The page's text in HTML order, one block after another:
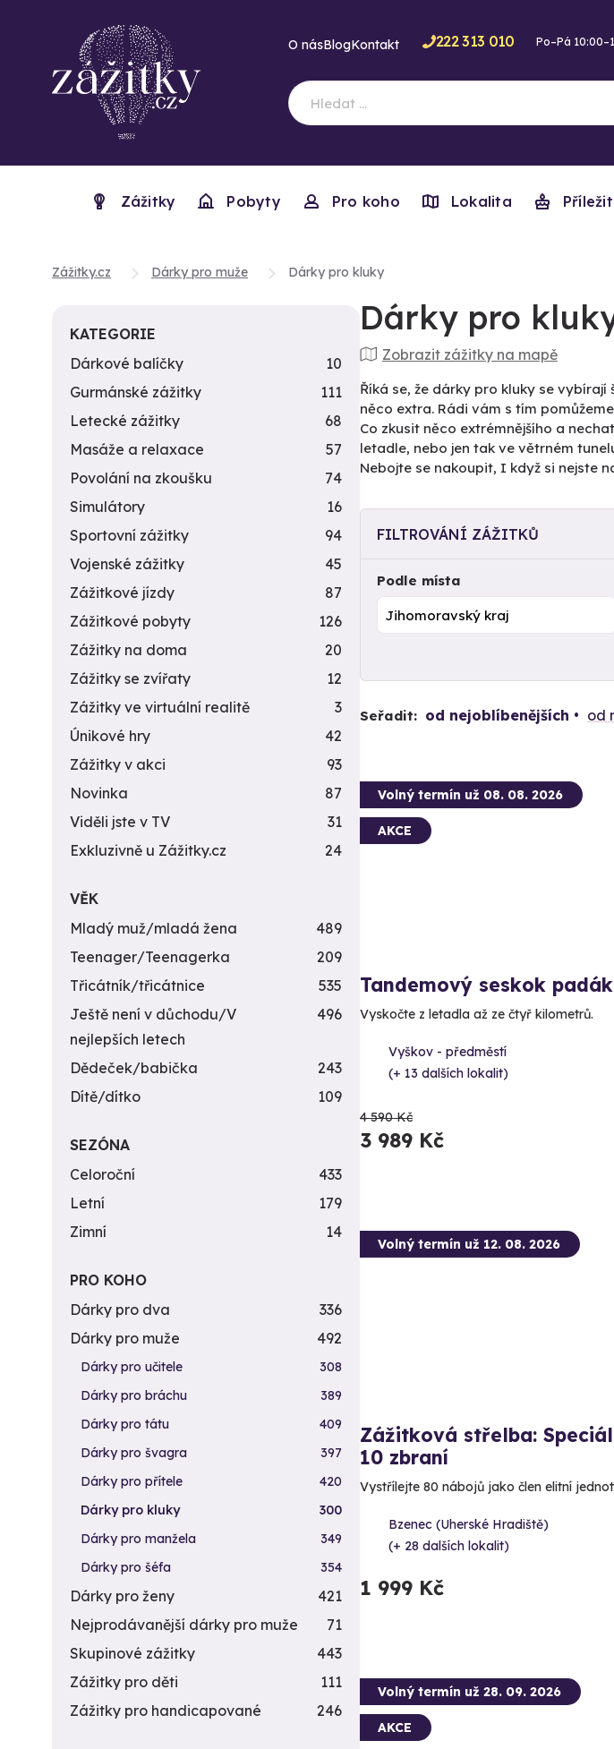
O násBlogKontakt 222 313 010 Po–Pá
Zážitky Pobyty Pro koho Lokalita
Zážitky.cz Dárky pro muže Dárky pro kluky
Dárky pro
Zobrazit zážitky na mapě
Říká se, že dárky pro kluky se
něco extra. Rádi vám s tím
Co zkusit něco extrémnějšího a
letadle, nebo jen tak ve větrném
Nebojte se nakoupit, I když si nejste
FILTROVÁNÍ ZÁŽITKŮ
Podle místa
Seřadit: od nejoblíbenějších od
Volný termín už 08. 08. 2026
AKCE
Tandemový seskok
Vyskočte z letadla až ze čtyř kilometrů.
Vyškov - předměstí
(+ 13 dalších lokalit)
4 590 Kč
3 989 Kč
Volný termín už 12. 08. 2026
Zážitková střelba:
10 zbraní
Vystřílejte 80 nábojů jako člen elitní
Bzenec (Uherské Hradiště)
(+ 28 dalších lokalit)
1 999 Kč
Volný termín už 28. 09. 2026
AKCE
KATEGORIE
Dárkové balíčky
10
Gurmánské zážitky
111
Letecké zážitky
68
Masáže a relaxace
57
Povolání na zkoušku
74
Simulátory
16
Sportovní zážitky
94
Vojenské zážitky
45
Zážitkové jízdy
87
Zážitkové pobyty
126
Zážitky na doma
20
Zážitky se zvířaty
12
Zážitky ve virtuální realitě
3
Únikové hry
42
Zážitky v akci
93
Novinka
87
Viděli jste v TV
31
Exkluzivně u Zážitky.cz
24
VĚK
Mladý muž/mladá žena
489
Teenager/Teenagerka
209
Třicátník/třicátnice
535
Ještě není v důchodu/V
nejlepších letech
496
Dědeček/babička
243
Dítě/dítko
109
SEZÓNA
Celoroční
433
Letní
179
Zimní
14
PRO KOHO
Dárky pro dva
336
Dárky pro muže
492
Dárky pro učitele
308
Dárky pro bráchu
389
Dárky pro tátu
409
Dárky pro švagra
397
Dárky pro přítele
420
Dárky pro kluky
300
Dárky pro manžela
349
Dárky pro šéfa
354
Dárky pro ženy
421
Nejprodávanější dárky pro muže
71
Skupinové zážitky
443
Zážitky pro děti
111
Zážitky pro handicapované
246